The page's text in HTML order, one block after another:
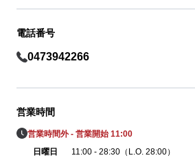
電話番号
0473942266
営業時間
営業時間外 - 営業開始 11:00
日曜日
11:00 - 28:30（L.O. 28:00）